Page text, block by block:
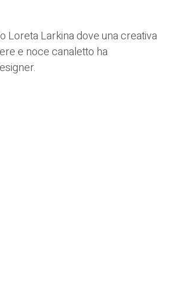
Loreta Larkina dove una creativa
e noce canaletto ha